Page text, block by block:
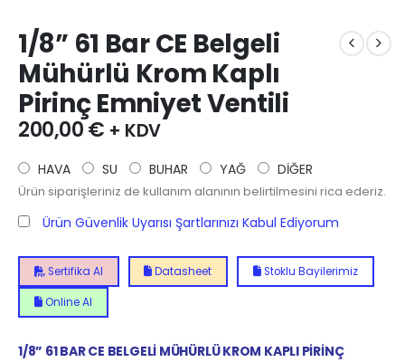
1/8” 61 Bar CE Belgeli
Mühürlü Krom Kaplı
Pirinç Emniyet Ventili
200,00€ + KDV
HAVA SU BUHAR YAĞ DİĞER
Ürün siparişleriniz de kullanım alanının belirtilmesini rica ederiz.
Ürün Güvenlik Uyarısı Şartlarınızı Kabul Ediyorum
Sertifika Al Datasheet Stoklu Bayilerimiz
Online Al
1/8” 61 BAR CE BELGELİ MÜHÜRLÜ KROM KAPLI PİRİNÇ